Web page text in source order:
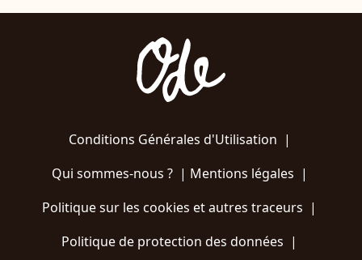
Conditions Générales d'Utilisation |
Qui sommes-nous ?| Mentions légales |
Politique sur les cookies et autres traceurs |
Politique de protection des données |